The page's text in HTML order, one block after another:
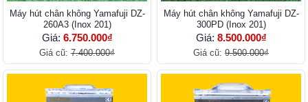
Máy hút chân không Yamafuji DZ-
260A3 (Inox 201)
Giá: 6.750.000₫
Giá cũ: 7.400.000₫
Máy hút chân không Yamafuji DZ-
300PD (Inox 201)
Giá: 8.500.000₫
Giá cũ: 9.500.000₫